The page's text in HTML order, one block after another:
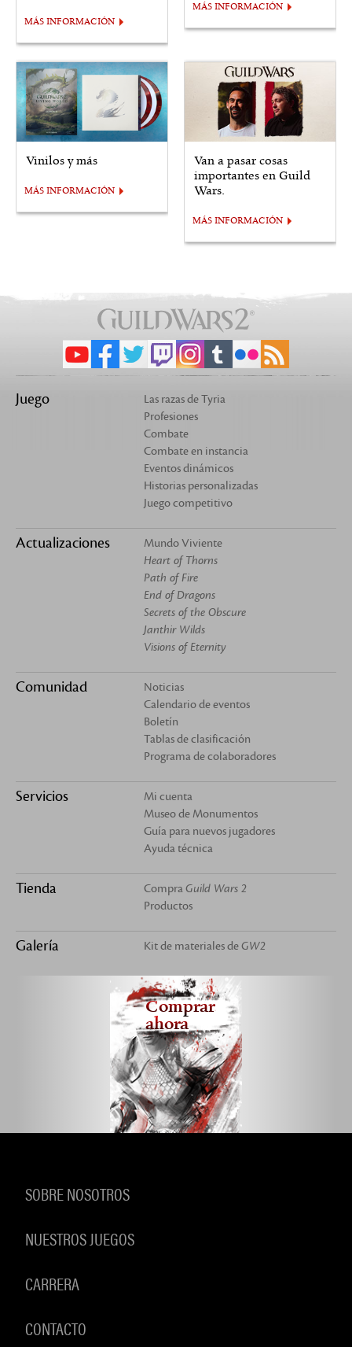
MÁS INFORMACIÓN
MÁS INFORMACIÓN
Vinilos y más
MÁS INFORMACIÓN
Van a pasar cosas
importantes en Guild
Wars.
MÁS INFORMACIÓN
Juego
Las razas de Tyria
Profesiones
Combate
Combate en instancia
Eventos dinámicos
Historias personalizadas
Juego competitivo
Actualizaciones
Mundo Viviente
Heart of Thorns
Path of Fire
End of Dragons
Secrets of the Obscure
Janthir Wilds
Visions of Eternity
Comunidad
Noticias
Calendario de eventos
Boletín
Tablas de clasificación
Programa de colaboradores
Servicios
Mi cuenta
Museo de Monumentos
Guía para nuevos jugadores
Ayuda técnica
Tienda CompraGuild Wars 2
Productos
Galería Kit de materiales deGW2
Comprar
ahora
SOBRE NOSOTROS
NUESTROS JUEGOS
CARRERA
CONTACTO